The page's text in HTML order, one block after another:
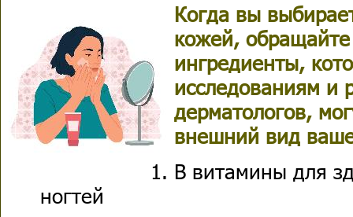
Когда вы
кожей,
ингредиенты,
исследованиям и
дерматологов,
внешний вид
B витамины для
ногтей